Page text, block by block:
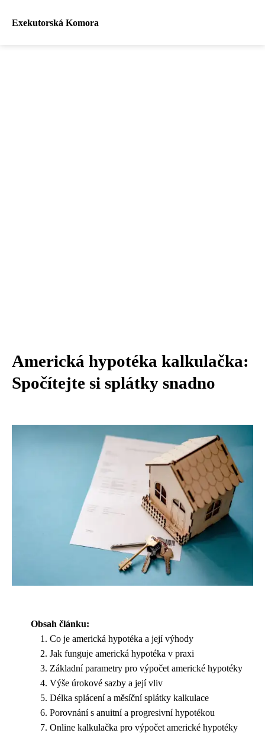
Exekutorská Komora
Americká hypotéka kalkulačka:
Spočítejte si splátky snadno
Obsah článku:
Co je americká hypotéka a její výhody
Jak funguje americká hypotéka v praxi
Základní parametry pro výpočet americké hypotéky
Výše úrokové sazby a její vliv
Délka splácení a měsíční splátky kalkulace
Porovnání s anuitní a progresivní hypotékou
Online kalkulačka pro výpočet americké hypotéky